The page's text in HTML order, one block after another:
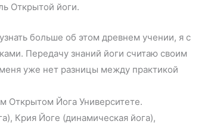
Открытой йоги.
больше об этом древнем учении, я с
Передачу знаний йоги считаю своим
уже нет разницы между практикой
Открытом Йога Университете.
Крия Йоге (динамическая йога),